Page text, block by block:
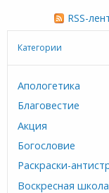
RSS-
Категории
Апологетика
Благовестие
Акция
Богословие
Раскраски-
Воскресная школа